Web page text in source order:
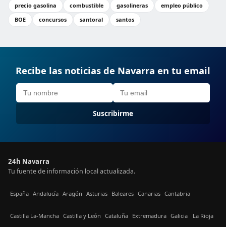
precio gasolina
combustible gasolineras
empleo público
BOE
concursos santoral santos
Recibe las noticias de Navarra en tu email
Suscribirme
24h Navarra
Tu fuente de información local actualizada.
España Andalucía Aragón Asturias Baleares Canarias Cantabria
Castilla La-Mancha Castilla y León Cataluña Extremadura Galicia La Rioja